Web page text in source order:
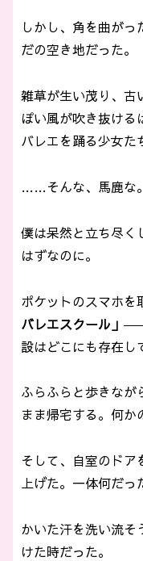
しかし、角を曲が
だの空き地だった。
雑草が生い茂り、古
ぽい風が吹き抜ける
バレエを踊る少女た
……そんな、馬鹿な。
僕は呆然と立ち尽く
はずなのに。
ポケットのスマホを
バレエスクール」 ――
設はどこにも存在し
ふらふらと歩きなが
まま帰宅する。何か
そして、自室のド
上げた。一体何だっ
かいた汗を洗い流そ
けた時だった。